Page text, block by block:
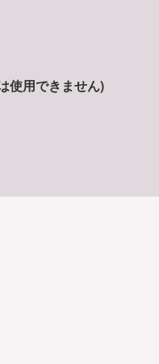
使用できません)